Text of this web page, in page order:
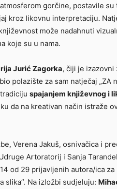
gorčine, postavile su
kroz likovnu interpretaciju.
može nadahnuti
koje su u nama.
Jurić Zagorka, čiji je izazovni
polazište za sam natječaj „ZA
spajanjem književnog i
da na kreativan način istraže
Verena Jakuš, osnivačica i
Artoratorij i Sanja
od 29 prijavljenih autora/ica za
slika”. Na izložbi sudjeluju: